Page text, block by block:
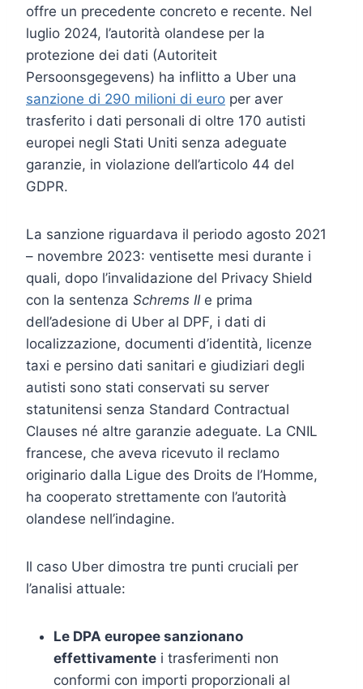
offre un precedente concreto e recente. Nel
luglio 2024, l’autorità olandese per la
protezione dei dati (Autoriteit
Persoonsgegevens) ha inflitto a Uber una
sanzione di 290 milioni di euro per aver
trasferito i dati personali di oltre 170 autisti
europei negli Stati Uniti senza adeguate
garanzie, in violazione dell’articolo 44 del
GDPR.
La sanzione riguardava il periodo agosto 2021
– novembre 2023: ventisette mesi durante i
quali, dopo l’invalidazione del Privacy Shield
con la sentenza Schrems IIe prima
dell’adesione di Uber al DPF, i dati di
localizzazione, documenti d’identità, licenze
taxi e persino dati sanitari e giudiziari degli
autisti sono stati conservati su server
statunitensi senza Standard Contractual
Clauses né altre garanzie adeguate. La CNIL
francese, che aveva ricevuto il reclamo
originario dalla Ligue des Droits de l’Homme,
ha cooperato strettamente con l’autorità
olandese nell’indagine.
Il caso Uber dimostra tre punti cruciali per
l’analisi attuale:
Le DPA europee sanzionano
effettivamente i trasferimenti non
conformi con importi proporzionali al